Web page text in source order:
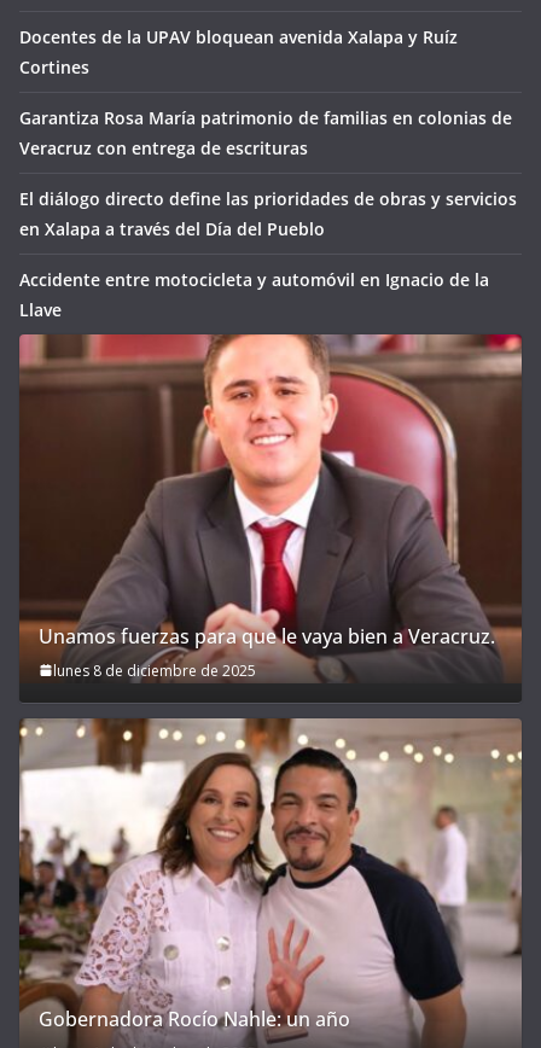
Docentes de la UPAV bloquean avenida Xalapa y Ruíz
Cortines
Garantiza Rosa María patrimonio de familias en colonias de
Veracruz con entrega de escrituras
El diálogo directo define las prioridades de obras y servicios
en Xalapa a través del Día del Pueblo
Accidente entre motocicleta y automóvil en Ignacio de la
Llave
Unamos fuerzas para que le vaya bien a Veracruz.
lunes 8 de diciembre de 2025
Gobernadora Rocío Nahle: un año